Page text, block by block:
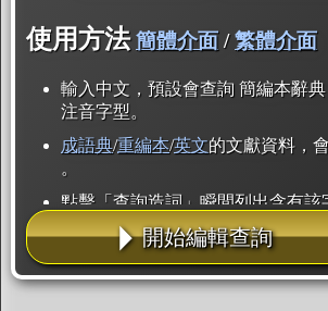
使用方法 簡體介面/繁體介面
輸入中文，預設會查詢 簡編本辭
注音字型。
成語典/重編本/英文的文獻資料，
。
點擊「查詢造詞」瞬間列出含有該
點「部首」瞬間列出所有「同部
辭典解釋的全文都經過自動斷詞
用手動重複輸入。
開始編輯查詢